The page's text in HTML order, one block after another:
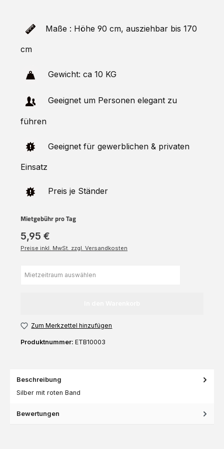
Maße : Höhe 90 cm, ausziehbar bis 170
cm
Gewicht: ca 10 KG
Geeignet um Personen elegant zu
führen
Geeignet für gewerblichen & privaten
Einsatz
Preis je Ständer
Mietgebühr pro Tag
5,95 €
Preise inkl. MwSt. zzgl. Versandkosten
Zum Merkzettel hinzufügen
Produktnummer: ETB10003
Beschreibung
Silber mit roten Band
Bewertungen